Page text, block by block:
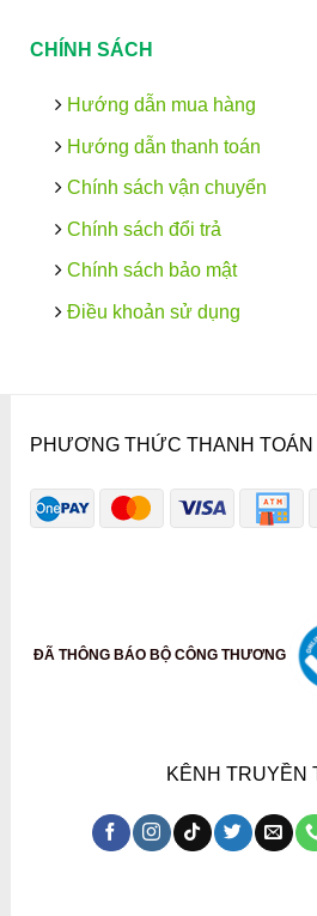
CHÍNH SÁCH
Hướng dẫn mua hàng
Hướng dẫn thanh toán
Chính sách vận chuyển
Chính sách đổi trả
Chính sách bảo mật
Điều khoản sử dụng
PHƯƠNG THỨC THANH TOÁN
ĐÃ THÔNG BÁO BỘ CÔNG THƯƠNG
KÊNH TRUYỀN